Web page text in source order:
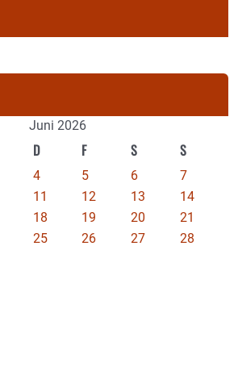
Juni 2026
D F S S
4 5 6
7
11 12 13
14
18 19 20
21
25 26 27
28